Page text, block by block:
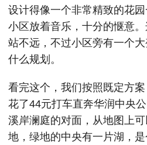
设计得像一个非常精致的花
小区放着音乐，十分的惬意
站不远，不过小区旁有一个
什么规划。
看完这个，我们按照既定方
花了44元打车直奔华润中央
溪岸澜庭的对面，从地图上
地，绿地的中央有一片湖，